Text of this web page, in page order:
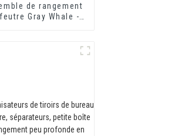
de rangement
Gray Whale -